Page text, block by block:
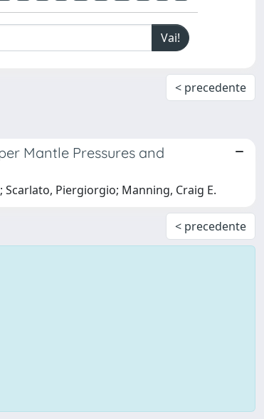
< precedente
Mantle Pressures and
Piergiorgio; Manning, Craig E.
< precedente